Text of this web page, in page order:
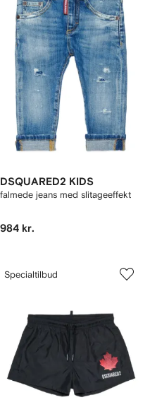
DSQUARED2 KIDS
falmede jeans med slitageeffekt
984 kr.
Specialtilbud